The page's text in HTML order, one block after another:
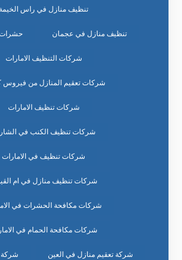
تنظيف منازل في راس الخيمة
تنظيف منازل في عجمان حشرات
شركات التنظيف الامارات
شركات تعقيم المنازل من فيروس
شركات تنظيف الامارات
شركات تنظيف الكنب في
شركات تنظيف في الامارات
شركات تنظيف منازل في ام
شركات مكافحة الحشرات في
شركات مكافحة الحمام في
شركة تعقيم منازل في العين شركة